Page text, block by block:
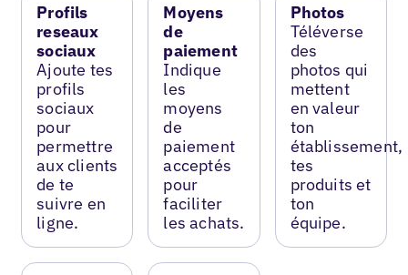
Profils
reseaux
sociaux
Ajoute tes
profils
sociaux
pour
permettre
aux clients
de te
suivre en
ligne.
Moyens
de
paiement
Indique
les
moyens
de
paiement
acceptés
pour
faciliter
les achats.
Photos
Téléverse
des
photos qui
mettent
en valeur
ton
établissement,
tes
produits et
ton
équipe.